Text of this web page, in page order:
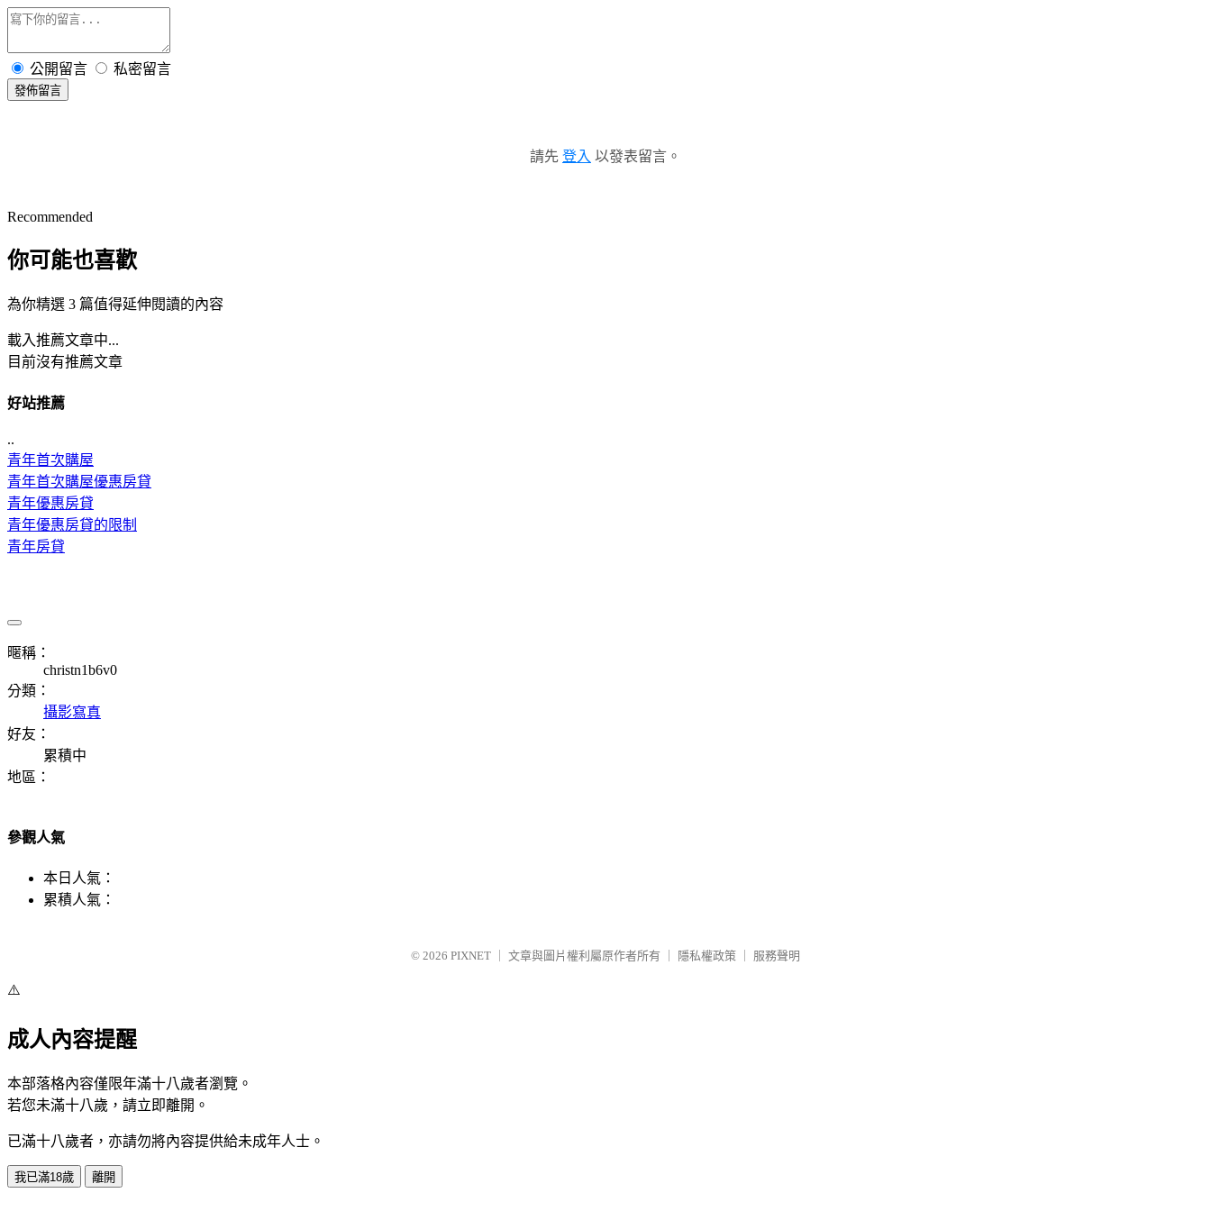
公開留言 私密留言
發佈留言
請先 登入 以發表留言。
Recommended
你可能也喜歡
為你精選 3 篇值得延伸閱讀的內容
載入推薦文章中...
目前沒有推薦文章
好站推薦
..
青年首次購屋
青年首次購屋優惠房貸
青年優惠房貸
青年優惠房貸的限制
青年房貸
暱稱：
christn1b6v0
分類：
攝影寫真
好友：
累積中
地區：
參觀人氣
本日人氣：
累積人氣：
© 2026 PIXNET 文章與圖片權利屬原作者所有 隱私權政策 服務聲明
⚠️
成人內容提醒
本部落格內容僅限年滿十八歲者瀏覽。
若您未滿十八歲，請立即離開。
已滿十八歲者，亦請勿將內容提供給未成年人士。
我已滿18歲 離開